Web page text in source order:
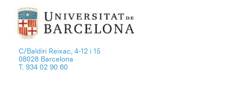
C/Baldiri Reixac, 4-12 i 15
08028 Barcelona
T. 934 02 90 60